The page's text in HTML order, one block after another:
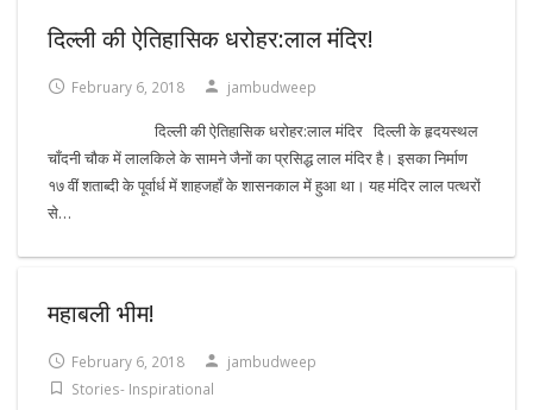
दिल्ली की ऐतिहासिक धरोहर:लाल मंदिर!
February 6, 2018 jambudweep
दिल्ली की ऐतिहासिक धरोहर:लाल मंदिर दिल्ली के हृदयस्थल
चाँदनी चौक में लालकिले के सामने जैनों का प्रसिद्ध लाल मंदिर है। इसका निर्माण
१७ वीं शताब्दी के पूर्वार्ध में शाहजहाँ के शासनकाल में हुआ था। यह मंदिर लाल पत्थरों
से…
महाबली भीम!
February 6, 2018
jambudweep
Stories- Inspirational